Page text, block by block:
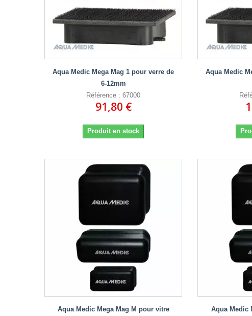
Aqua Medic Mega Mag 1 pour verre de
6-12mm
Référence : 67000
91,80 €
Produit en stock
Aqua Medic
Aqua Medic Mega Mag M pour vitre
Aqua Medic